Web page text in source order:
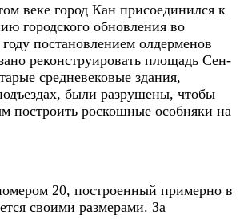
веке город Кан присоединился к
городского обновления во
постановлением олдерменов
реконструировать площадь Сен-
средневековые здания,
были разрушены, чтобы
построить роскошные особняки на
20, построенный примерно в
своими размерами. За